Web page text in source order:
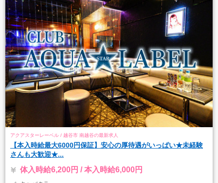
アクアスターレーベル / 越谷市 南越谷の最新求人
【本入時給最大6000円保証】安心の厚待遇がいっぱい★未経験
さんも大歓迎★...
体入時給6,200円 / 本入時給6,000円